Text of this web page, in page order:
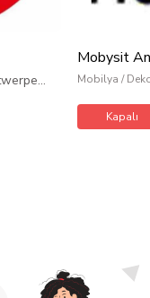
Mobysit
Mobilya /
Kapalı